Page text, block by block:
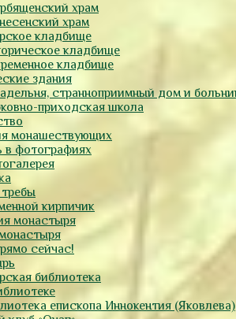
храм
храм
кладбище
кладбище
кладбище
здания
странноприимный дом и
приходская школа
монашествующих
в фотографиях
требы
кирпичик
монастыря
сейчас!
библиотека
епископа Иннокентия (Яковлева)